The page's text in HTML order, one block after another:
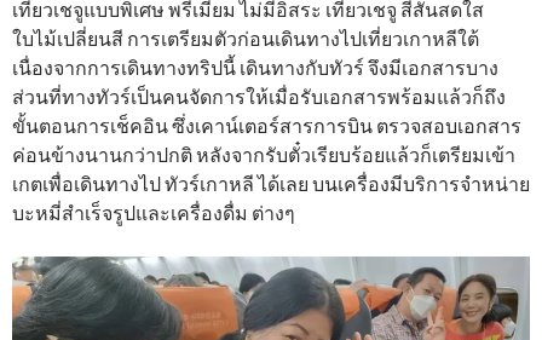
เที่ยวเชจูแบบพิเศษ พรีเมี่ยม ไม่มีอิสระ เที่ยวเชจู สีสันสดใส
ใบไม้เปลี่ยนสี การเตรียมตัวก่อนเดินทางไปเที่ยวเกาหลีใต้
เนื่องจากการเดินทางทริปนี้ เดินทางกับทัวร์ จึงมีเอกสารบาง
ส่วนที่ทางทัวร์เป็นคนจัดการให้เมื่อรับเอกสารพร้อมแล้วก็ถึง
ขั้นตอนการเช็คอิน ซึ่งเคาน์เตอร์สารการบิน ตรวจสอบเอกสาร
ค่อนข้างนานกว่าปกติ หลังจากรับตั๋วเรียบร้อยแล้วก็เตรียมเข้า
เกตเพื่อเดินทางไป ทัวร์เกาหลี ได้เลย บนเครื่องมีบริการจำหน่าย
บะหมี่สำเร็จรูปและเครื่องดื่ม ต่างๆ